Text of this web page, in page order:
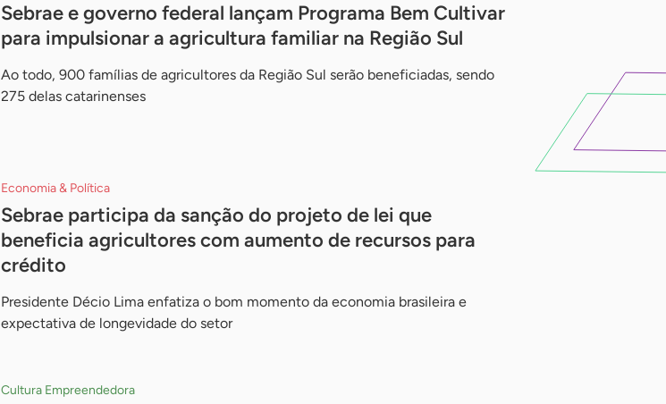
Sebrae e governo federal lançam Programa Bem Cultivar
para impulsionar a agricultura familiar na Região Sul
Ao todo, 900 famílias de agricultores da Região Sul serão beneficiadas, sendo
275 delas catarinenses
Economia & Política
Sebrae participa da sanção do projeto de lei que
beneficia agricultores com aumento de recursos para
crédito
Presidente Décio Lima enfatiza o bom momento da economia brasileira e
expectativa de longevidade do setor
Cultura Empreendedora